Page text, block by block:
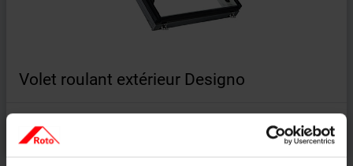
Volet roulant extérieur Designo
En savoir plus